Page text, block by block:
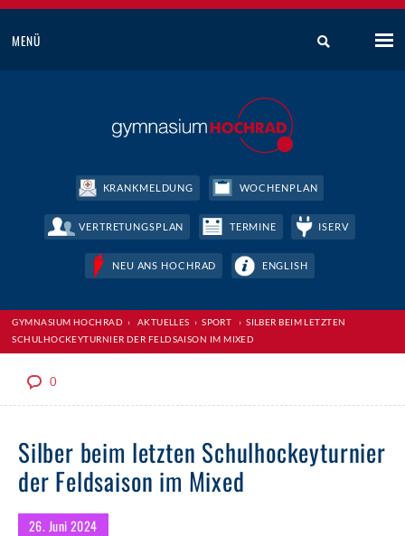
MENÜ
KRANKMELDUNG WOCHENPLAN
VERTRETUNGSPLAN TERMINE ISERV
NEU ANS HOCHRAD ENGLISH
GYMNASIUM HOCHRAD › AKTUELLES ›SPORT ›SILBER BEIM LETZTEN
SCHULHOCKEYTURNIER DER FELDSAISON IM MIXED
0
Silber beim letzten Schulhockeyturnier
der Feldsaison im Mixed
26. Juni 2024